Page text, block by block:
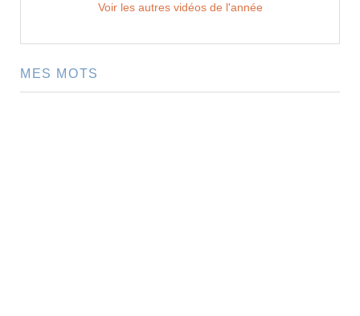
Voir les autres vidéos de l'année
MES MOTS